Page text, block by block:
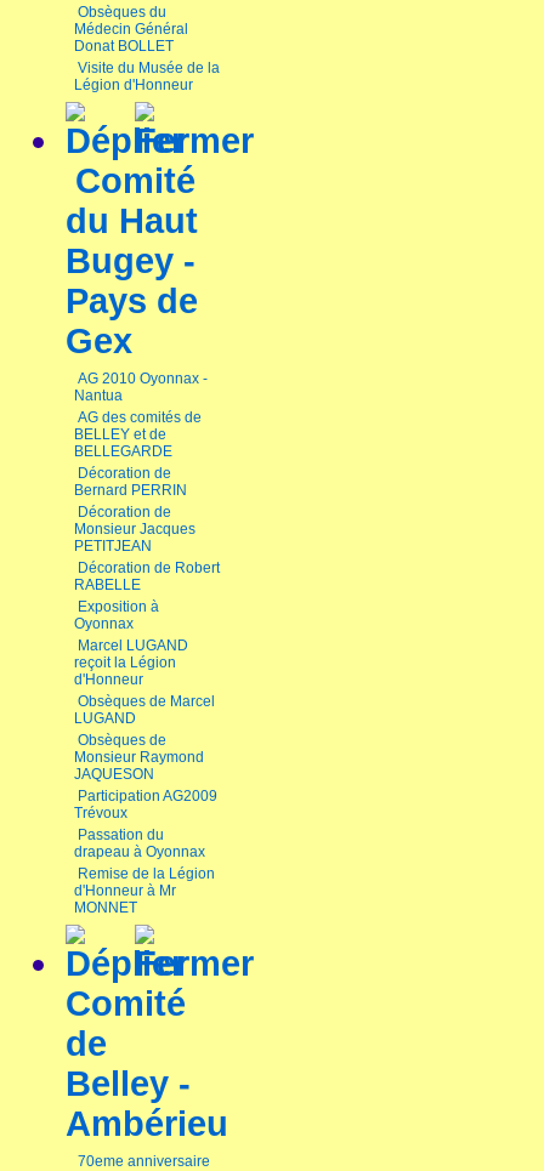
Obsèques du
Médecin Général
Donat BOLLET
Visite du Musée de la
Légion d'Honneur
Comité
du Haut
Bugey -
Pays de
Gex
AG 2010 Oyonnax -
Nantua
AG des comités de
BELLEY et de
BELLEGARDE
Décoration de
Bernard PERRIN
Décoration de
Monsieur Jacques
PETITJEAN
Décoration de Robert
RABELLE
Exposition à
Oyonnax
Marcel LUGAND
reçoit la Légion
d'Honneur
Obsèques de Marcel
LUGAND
Obsèques de
Monsieur Raymond
JAQUESON
Participation AG2009
Trévoux
Passation du
drapeau à Oyonnax
Remise de la Légion
d'Honneur à Mr
MONNET
Comité
de
Belley -
Ambérieu
70eme anniversaire